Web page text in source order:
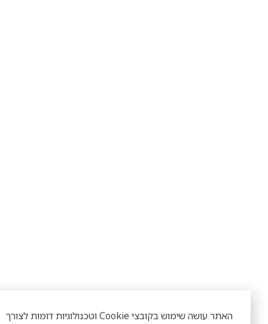
האתר עושה שימוש בקובצי Cookie וטכנולוגיות דומות לצורך